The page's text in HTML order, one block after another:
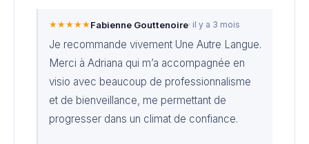
★★★★★Fabienne Gouttenoire· il y a 3 mois
Je recommande vivement Une Autre Langue.
Merci à Adriana qui m’a accompagnée en
visio avec beaucoup de professionnalisme
et de bienveillance, me permettant de
progresser dans un climat de confiance.